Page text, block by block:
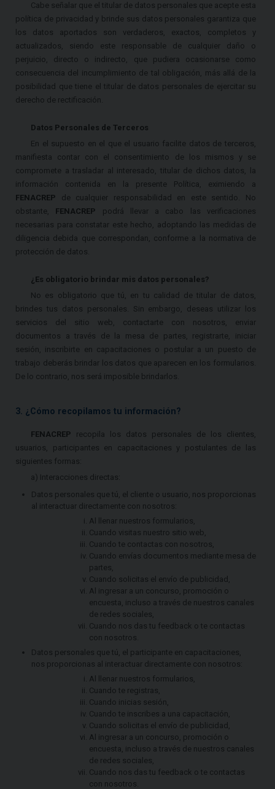
Cabe señalar que el titular de datos personales que acepte esta
política de privacidad y brinde sus datos personales garantiza que
los datos aportados son verdaderos, exactos, completos y
actualizados, siendo este responsable de cualquier daño o
perjuicio, directo o indirecto, que pudiera ocasionarse como
consecuencia del incumplimiento de tal obligación, más allá de la
posibilidad que tiene el titular de datos personales de ejercitar su
derecho de rectificación.
Datos Personales de Terceros
En el supuesto en el que el usuario facilite datos de terceros,
manifiesta contar con el consentimiento de los mismos y se
compromete a trasladar al interesado, titular de dichos datos, la
información contenida en la presente Política, eximiendo a
FENACREP de cualquier responsabilidad en este sentido. No
obstante, FENACREP podrá llevar a cabo las verificaciones
necesarias para constatar este hecho, adoptando las medidas de
diligencia debida que correspondan, conforme a la normativa de
protección de datos.
¿Es obligatorio brindar mis datos personales?
No es obligatorio que tú, en tu calidad de titular de datos,
brindes tus datos personales. Sin embargo, deseas utilizar los
servicios del sitio web, contactarte con nosotros, enviar
documentos a través de la mesa de partes, registrarte, iniciar
sesión, inscribirte en capacitaciones o postular a un puesto de
trabajo deberás brindar los datos que aparecen en los formularios.
De lo contrario, nos será imposible brindarlos.
3. ¿Cómo recopilamos tu información?
FENACREP recopila los datos personales de los clientes,
usuarios, participantes en capacitaciones y postulantes de las
siguientes formas:
a) Interacciones directas:
Datos personales que tú, el cliente o usuario, nos proporcionas
al interactuar directamente con nosotros:
Al llenar nuestros formularios,
Cuando visitas nuestro sitio web,
Cuando te contactas con nosotros,
Cuando envías documentos mediante mesa de
partes,
Cuando solicitas el envío de publicidad,
Al ingresar a un concurso, promoción o
encuesta, incluso a través de nuestros canales
de redes sociales,
Cuando nos das tu feedback o te contactas
con nosotros.
Datos personales que tú, el participante en capacitaciones,
nos proporcionas al interactuar directamente con nosotros:
Al llenar nuestros formularios,
Cuando te registras,
Cuando inicias sesión,
Cuando te inscribes a una capacitación,
Cuando solicitas el envío de publicidad,
Al ingresar a un concurso, promoción o
encuesta, incluso a través de nuestros canales
de redes sociales,
Cuando nos das tu feedback o te contactas
con nosotros.